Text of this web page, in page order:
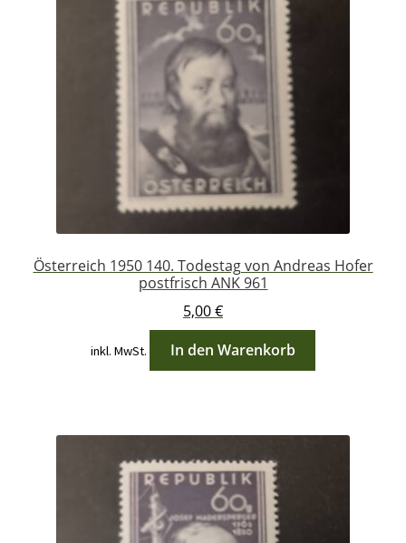
Österreich 1950 140. Todestag von Andreas Hofer
postfrisch ANK 961
5,00€
inkl. MwSt. In den Warenkorb